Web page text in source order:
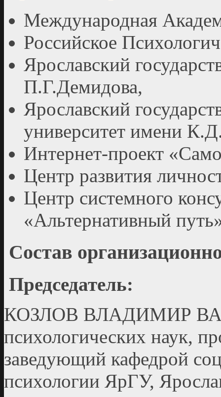
Международная
Российское
Ярославский
П.Г.Демидова,
Ярославский
университет имени
Интернет-проект
Центр развития
Центр системного
«Альтернативный
Состав
Председатель:
КОЗЛОВ ВЛАДИМИР
психологических наук,
заведующий кафедрой
психологии ЯрГУ,